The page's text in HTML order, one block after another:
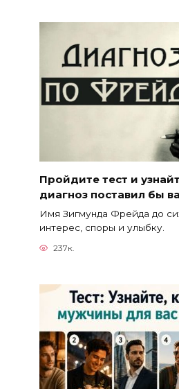
Пройдите тест и
диагноз поставил бы
Имя Зигмунда Фрейда до
интерес, споры и улыбку.
237к.